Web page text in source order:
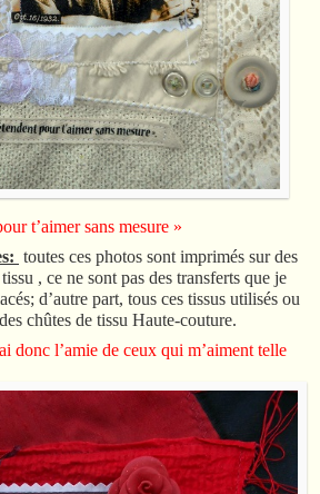
t’aimer sans mesure »
toutes ces photos sont imprimés sur des
, ce ne sont pas des transferts que je
d’autre part, tous ces tissus utilisés ou
chûtes de tissu Haute-couture.
de ceux qui m’aiment telle